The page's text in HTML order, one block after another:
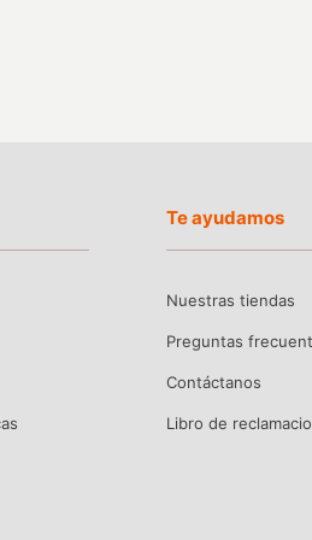
Te ayudamos
Nuestras tiendas
Preguntas
Contáctanos
Libro de